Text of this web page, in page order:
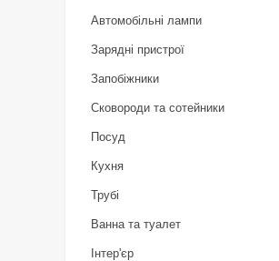
Автомобільні лампи
Зарядні пристрої
Запобіжники
Сковороди та сотейники
Посуд
Кухня
Трубі
Ванна та туалет
Інтер'єр